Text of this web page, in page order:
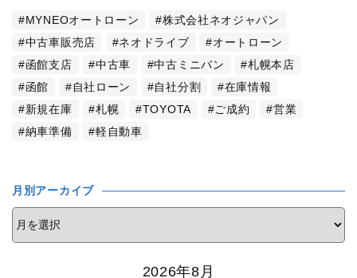
MYNEOオートローン
株式会社ネオジャパン
中古車販売店
ネオドライブ
オートローン
函館支店
中古車 中古ミニバン
札幌本店
函館
自社ローン 自社分割
在庫情報
新規在庫
札幌 TOYOTA ご成約
営業
納車準備
軽自動車
月別アーカイブ
2026年8月